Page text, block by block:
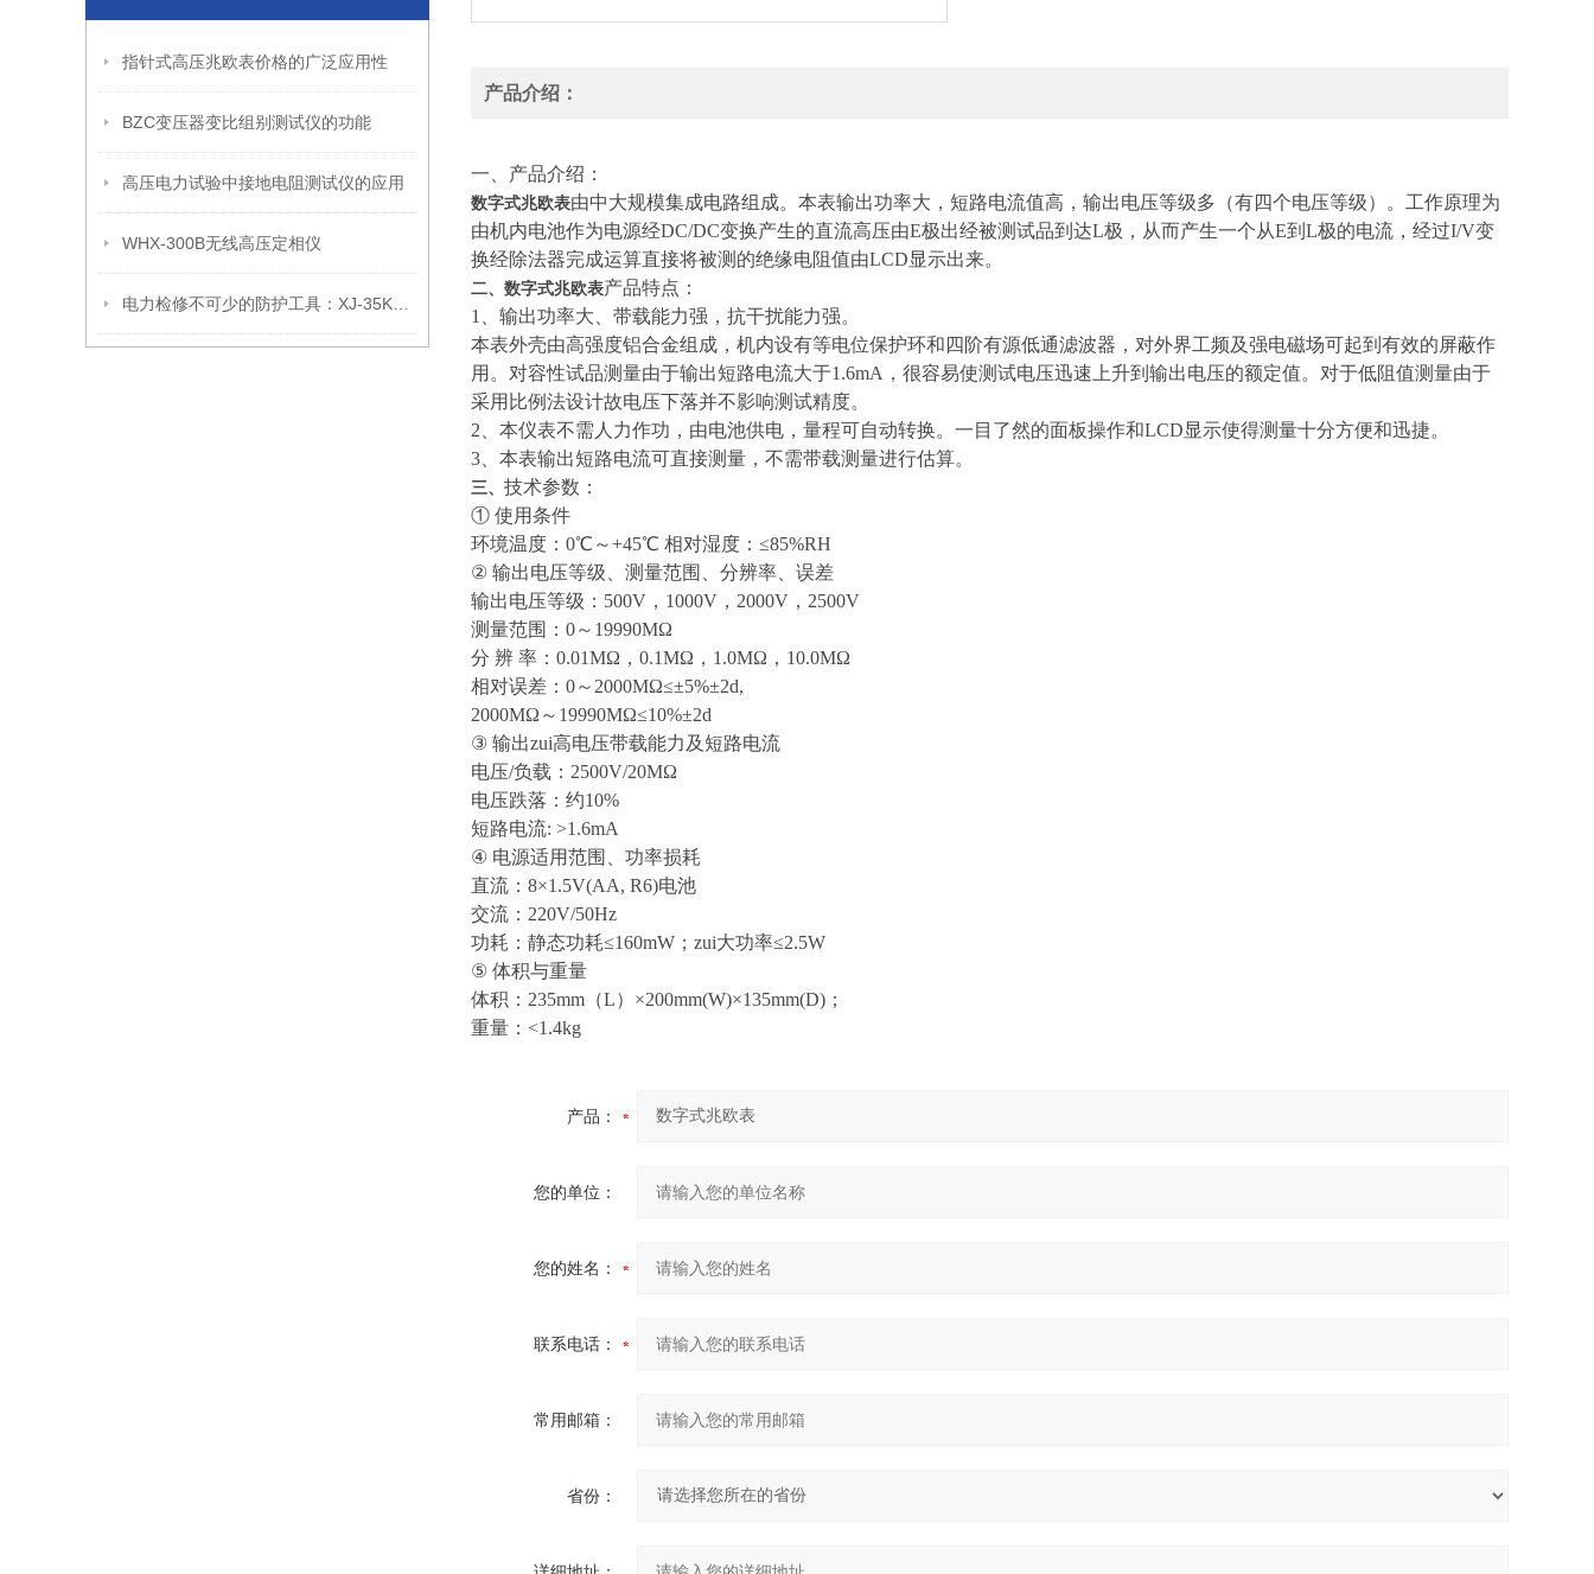
指针式高压兆欧表价格的广泛应用性
BZC变压器变比组别测试仪的功能
高压电力试验中接地电阻测试仪的应用
WHX-300B无线高压定相仪
产品介绍：
一、产品介绍：
数字式兆欧表由中大规模集成电路组成。本表输出功率大，短路电流值高，输出电压等级多（有四个电压等级）。工作原理为
由机内电池作为电源经DC/DC变换产生的直流高压由E极出经被测试品到达L极，从而产生一个从E到L极的电流，经过I/V变
换经除法器完成运算直接将被测的绝缘电阻值由LCD显示出来。
二、数字式兆欧表产品特点：
1、输出功率大、带载能力强，抗干扰能力强。
本表外壳由高强度铝合金组成，机内设有等电位保护环和四阶有源低通滤波器，对外界工频及强电磁场可起到有效的屏蔽作
用。对容性试品测量由于输出短路电流大于1.6mA，很容易使测试电压迅速上升到输出电压的额定值。对于低阻值测量由于
采用比例法设计故电压下落并不影响测试精度。
2、本仪表不需人力作功，由电池供电，量程可自动转换。一目了然的面板操作和LCD显示使得测量十分方便和迅捷。
3、本表输出短路电流可直接测量，不需带载测量进行估算。
三、 技术参数：
① 使用条件
环境温度：0℃～+45℃ 相对湿度：≤85%RH
② 输出电压等级、测量范围、分辨率、误差
输出电压等级：500V，1000V，2000V，2500V
测量范围：0～19990MΩ
分 辨 率：0.01MΩ，0.1MΩ，1.0MΩ，10.0MΩ
相对误差：0～2000MΩ≤±5%±2d,
2000MΩ～19990MΩ≤10%±2d
③ 输出zui高电压带载能力及短路电流
电压/负载：2500V/20MΩ
电压跌落：约10%
短路电流: >1.6mA
④ 电源适用范围、功率损耗
直流：8×1.5V(AA, R6)电池
交流：220V/50Hz
功耗：静态功耗≤160mW；zui大功率≤2.5W
⑤ 体积与重量
体积：235mm（L）×200mm(W)×135mm(D)；
重量：<1.4kg
产品：
您的单位：
您的姓名：
联系电话：
常用邮箱：
省份：